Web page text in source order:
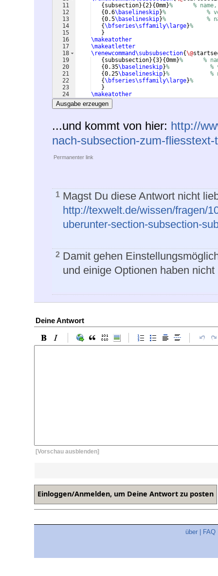
11
12
13
14
15
16
17
18
19
20
21
22
23
24
{ subsection}{2}{0mm}%      %
{0.6\baselineskip}%            %
{0.5\baselineskip}%            %
{\bfseries\sffamily\large}%
}
\makeatother
\makeatletter
\renewcommand\subsubsection{\@
{ subsubsection}{3}{0mm}%      %
{0.35\baselineskip}%            %
{0.25\baselineskip}%            %
{\bfseries\sffamily\large}%
}
\makeatother
Ausgabe erzeugen
...und kommt von hier: http://
nach-subsection-zum-
Permanenter link
1 Magst Du diese Antwort nicht
http://texwelt.de/wissen/fragen/
uberunter-section-subsection-
2 Damit gehen
und einige Optionen haben
Deine Antwort
[Vorschau ausblenden]
über FAQ